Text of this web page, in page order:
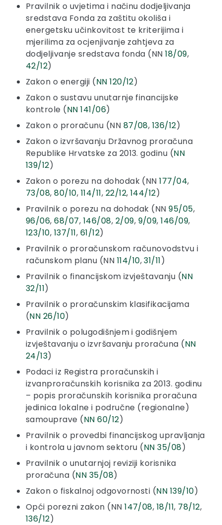
Pravilnik o uvjetima i načinu dodjeljivanja
sredstava Fonda za zaštitu okoliša i
energetsku učinkovitost te kriterijima i
mjerilima za ocjenjivanje zahtjeva za
dodjeljivanje sredstava fonda (NN18/09,
42/12)
Zakon o energiji (NN 120/12)
Zakon o sustavu unutarnje financijske
kontrole (NN 141/06)
Zakon o proračunu (NN 87/08, 136/12)
Zakon o izvršavanju Državnog proračuna
Republike Hrvatske za 2013. godinu (NN
139/12)
Zakon o porezu na dohodak (NN177/04,
73/08,80/10, 114/11, 22/12, 144/12)
Pravilnik o porezu na dohodak (NN95/05,
96/06,68/07, 146/08, 2/09, 9/09,146/09,
123/10, 137/11, 61/12)
Pravilnik o proračunskom računovodstvu i
računskom planu (NN 114/10,31/11)
Pravilnik o financijskom izvještavanju (NN
32/11)
Pravilnik o proračunskim klasifikacijama
(NN 26/10)
Pravilnik o polugodišnjem i godišnjem
izvještavanju o izvršavanju proračuna (NN
24/13)
Podaci iz Registra proračunskih i
izvanproračunskih korisnika za 2013. godinu
– popis proračunskih korisnika proračuna
jedinica lokalne i područne (regionalne)
samouprave (NN 60/12)
Pravilnik o provedbi financijskog upravljanja
i kontrola u javnom sektoru (NN 35/08)
Pravilnik o unutarnjoj reviziji korisnika
proračuna (NN 35/08)
Zakon o fiskalnoj odgovornosti (NN 139/10)
Opći porezni zakon (NN147/08, 18/11, 78/12,
136/12)